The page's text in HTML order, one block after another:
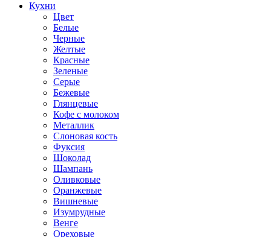
Кухни
Цвет
Белые
Черные
Желтые
Красные
Зеленые
Серые
Бежевые
Глянцевые
Кофе с молоком
Металлик
Слоновая кость
Фуксия
Шоколад
Шампань
Оливковые
Оранжевые
Вишневые
Изумрудные
Венге
Ореховые